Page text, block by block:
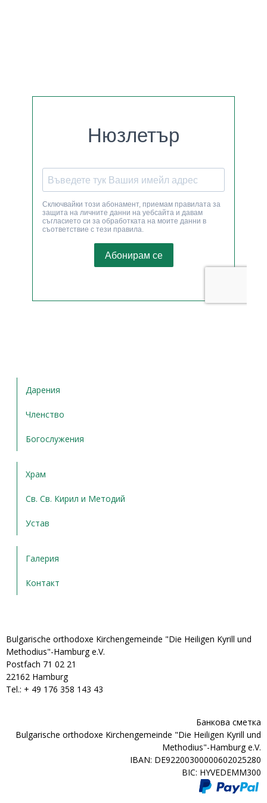
Дарения
Членство
Богослужения
Храм
Св. Св. Кирил и Методий
Устав
Галерия
Контакт
Bulgarische orthodoxe Kirchengemeinde "Die Heiligen Kyrill und
Methodius"-Hamburg e.V.
Postfach 71 02 21
22162 Hamburg
Tel.: + ‭49 176 358 143 43‬
Банкова сметка
Bulgarische orthodoxe Kirchengemeinde "Die Heiligen Kyrill und
Methodius"-Hamburg e.V.
IBAN: DE92200300000602025280
BIC: HYVEDEMM300